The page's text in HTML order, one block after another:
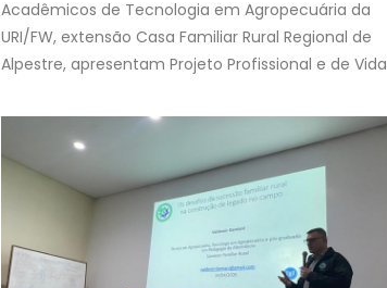
Acadêmicos de Tecnologia em Agropecuária da
URI/FW, extensão Casa Familiar Rural Regional de
Alpestre, apresentam Projeto Profissional e de Vida